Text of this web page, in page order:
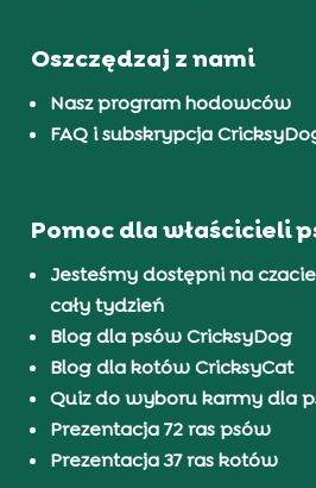
Oszczędzaj z nami
Nasz program hodowców
FAQ i subskrypcja
Pomoc dla właścicieli
Jesteśmy dostępni na
cały tydzień
Blog dla psów CricksyDog
Blog dla kotów CricksyCat
Quiz do wyboru karmy dla
Prezentacja 72 ras psów
Prezentacja 37 ras kotów